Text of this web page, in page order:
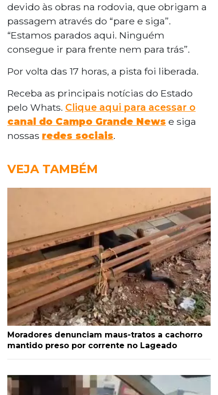
devido às obras na rodovia, que obrigam a
passagem através do “pare e siga”.
“Estamos parados aqui. Ninguém
consegue ir para frente nem para trás”.
Por volta das 17 horas, a pista foi liberada.
Receba as principais notícias do Estado
pelo Whats. Clique aqui para acessar o
canal do Campo Grande News e siga
nossas redes sociais.
VEJA TAMBÉM
Moradores denunciam maus-tratos a cachorro
mantido preso por corrente no Lageado